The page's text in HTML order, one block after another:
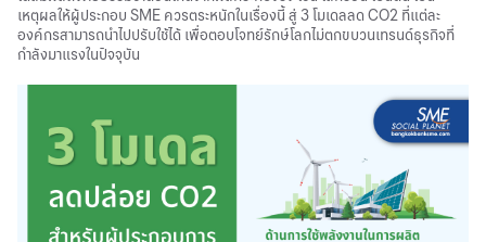
เหตุผลให้ผู้ประกอบ SME ควรตระหนักในเรื่องนี้ สู่ 3 โมเดลลด CO2 ที่แต่ละ
องค์กรสามารถนำไปปรับใช้ได้ เพื่อตอบโจทย์รักษ์โลกไม่ตกขบวนเทรนด์ธุรกิจที่
กำลังมาแรงในปัจจุบัน